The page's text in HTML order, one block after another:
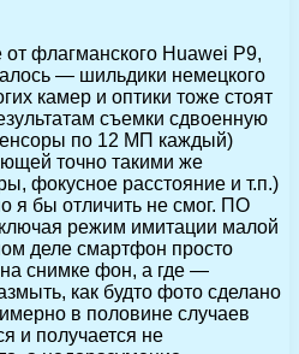
флагманского Huawei P9,
— шильдики немецкого
камер и оптики тоже стоят
съемки сдвоенную
по 12 МП каждый)
точно такими же
фокусное расстояние и т.п.)
я бы отличить не смог. ПО
режим имитации малой
деле смартфон просто
на снимке фон, а где —
как будто фото сделано
в половине случаев
и получается не